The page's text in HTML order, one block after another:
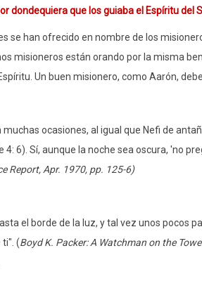
dondequiera que los guiaba el Espíritu del
se han ofrecido en nombre de los
misioneros están orando por la misma
Un buen misionero, como Aarón,
muchas ocasiones, al igual que Nefi de
4: 6). Sí, aunque la noche sea oscura, 'no
Report, Apr. 1970, pp. 125-6)
el borde de la luz, y tal vez unos pocos
(Boyd K. Packer: A Watchman on the